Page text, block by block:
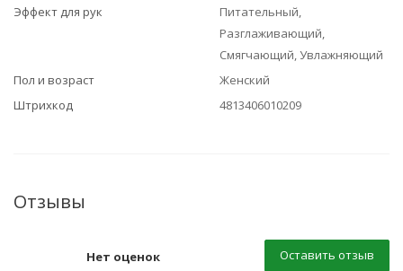
Эффект для рук
Питательный,
Разглаживающий,
Смягчающий, Увлажняющий
Пол и возраст
Женский
Штрихкод
4813406010209
Отзывы
Нет оценок Оставить отзыв